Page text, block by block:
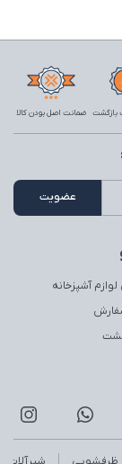
ضمانت اصل بودن کالا
آشپزخانه